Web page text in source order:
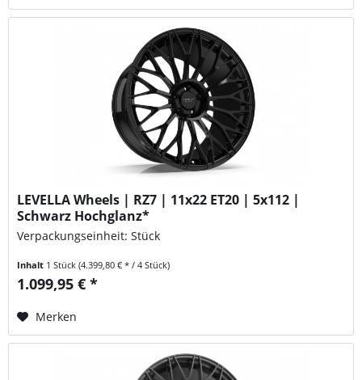
LEVELLA Wheels | RZ7 | 11x22 ET20 | 5x112 |
Schwarz Hochglanz*
Verpackungseinheit: Stück
Inhalt 1 Stück(4.399,80 € * / 4 Stück)
1.099,95 € *
Merken